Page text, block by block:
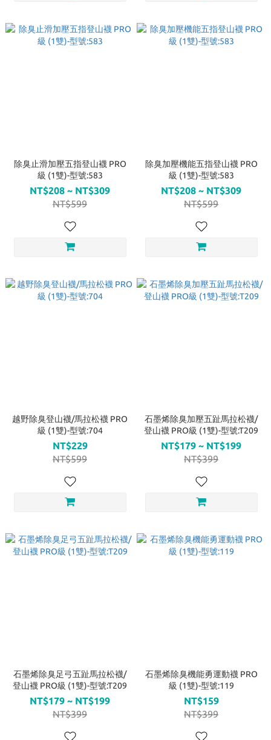
除臭止滑加壓五指登山襪 PRO
級 (1雙)-型號:583
NT$208 ~ NT$309
NT$599
除臭加壓機能五指登山襪 PRO
級 (1雙)-型號:583
NT$208 ~ NT$309
NT$599
越野除臭登山襪/馬拉松襪 PRO
級 (1雙)-型號:704
NT$229
NT$599
石墨烯除臭加壓五趾馬拉松襪/
登山襪 PRO級 (1雙)-型號:T209
NT$179 ~ NT$199
NT$399
石墨烯除臭足弓五趾馬拉松襪/
登山襪 PRO級 (1雙)-型號:T209
NT$179 ~ NT$199
NT$399
石墨烯除臭機能勇運動襪 PRO
級 (1雙)-型號:119
NT$159
NT$399